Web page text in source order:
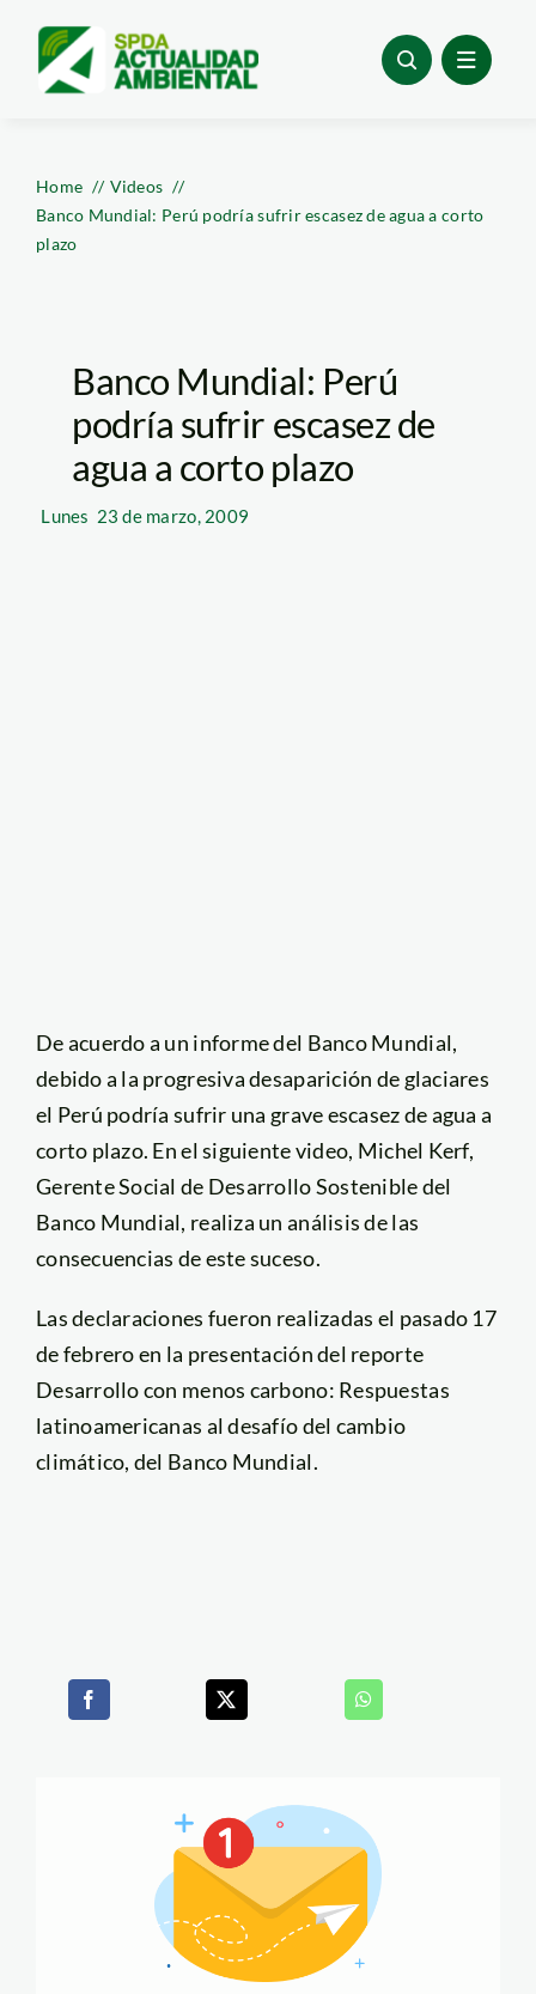
content
Home
Videos
Banco Mundial: Perú podría sufrir escasez de agua a corto
plazo
Banco Mundial: Perú
podría sufrir escasez de
agua a corto plazo
Lunes 23 de marzo, 2009
De acuerdo a un informe del Banco Mundial,
debido a la progresiva desaparición de glaciares
el Perú podría sufrir una grave escasez de agua a
corto plazo. En el siguiente video, Michel Kerf,
Gerente Social de Desarrollo Sostenible del
Banco Mundial, realiza un análisis de las
consecuencias de este suceso.
Las declaraciones fueron realizadas el pasado 17
de febrero en la presentación del reporte
Desarrollo con menos carbono: Respuestas
latinoamericanas al desafío del cambio
climático, del Banco Mundial.